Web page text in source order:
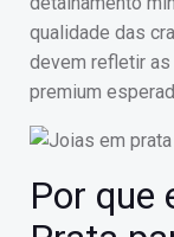
qualidade das
devem refletir
premium
Por que